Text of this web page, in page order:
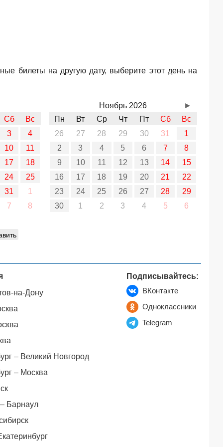
билеты на другую дату, выберите этот день на
Сб
Вс
3
4
10
11
17
18
24
25
31
1
7
8
Ноябрь 2026
Пн
Вт Ср Чт Пт Сб
Вс
26
27 28 29 30 31
1
2
3 4 5 6 7
8
9
10 11 12 13 14
15
16
17 18 19 20 21
22
23
24 25 26 27 28
29
30
1 2 3 4 5 6
►
на-Дону
– Великий Новгород
– Москва
Барнаул
Подписывайтесь:
ВКонтакте
Одноклассники
Telegram